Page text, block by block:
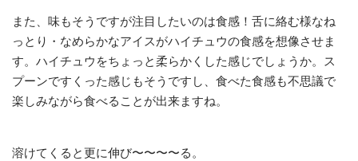
また、味もそうですが注目したいのは食感！舌に絡む様なね
っとり・なめらかなアイスがハイチュウの食感を想像させま
す。ハイチュウをちょっと柔らかくした感じでしょうか。ス
プーンですくった感じもそうですし、食べた食感も不思議で
楽しみながら食べることが出来ますね。
溶けてくると更に伸び〜〜〜〜る。